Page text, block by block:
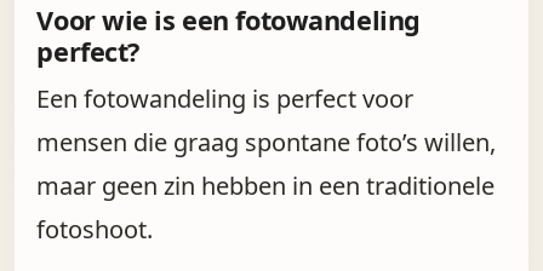
Voor wie is een fotowandeling
perfect?
Een fotowandeling is perfect voor
mensen die graag spontane foto’s willen,
maar geen zin hebben in een traditionele
fotoshoot.